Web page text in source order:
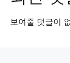
보여줄 댓글이